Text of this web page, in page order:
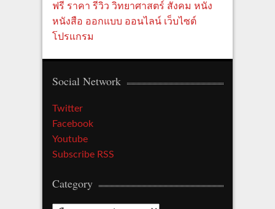
ฟรี ราคา รีวิว วิทยาศาสตร์ สังคม หนัง
หนังสือ ออกแบบ ออนไลน์ เว็บไซต์
โปรแกรม
Social Network
Twitter
Facebook
Youtube
Subscribe RSS
Category